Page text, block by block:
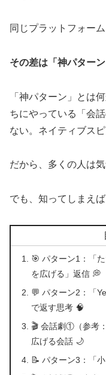
同じプラットフォー
その差は「神パター
「神パターン」とは
ちにやっている「会
ない。ネイティブス
だから、多くの人は気
でも、知ってしまえ
🎯 パターン1：「
を広げる」返信 💭
💬 パターン2：「
で返す思考 🧠
🎬 会話劇①（参考
広げる会話 🌙
📝 パターン3：「